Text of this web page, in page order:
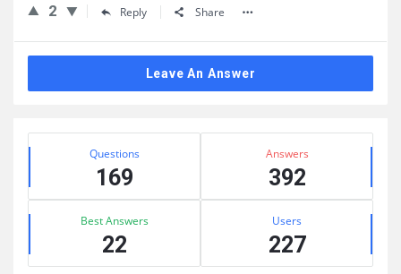
2 Reply Share
Leave An Answer
Sidebar
Stats Questions
169
Answers
392
Best Answers
22
Users
227